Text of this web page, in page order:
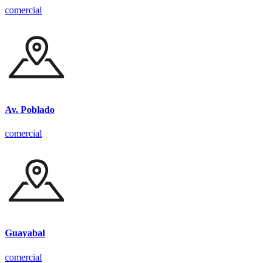
comercial
Av. Poblado
comercial
Guayabal
comercial